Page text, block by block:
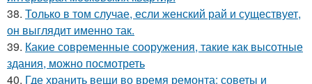
38. Только в том случае, если женский рай и существует,
он выглядит именно так.
39. Какие современные сооружения, такие как высотные
здания, можно посмотреть
40. Где хранить вещи во время ремонта: советы и